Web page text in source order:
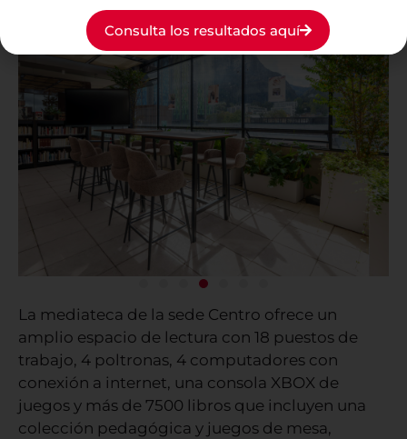
La mediateca de la sede Centro ofrece un
amplio espacio de lectura con 18 puestos de
trabajo, 4 poltronas, 4 computadores con
conexión a internet, una consola XBOX de
juegos y más de 7500 libros que incluyen una
colección pedagógica y juegos de mesa,
Consulta los resultados aquí